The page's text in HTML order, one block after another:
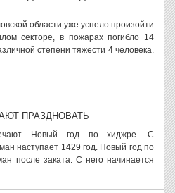
области уже успело произойти
секторе, в пожарах погибло 14
степени тяжести 4 человека.
ПРАЗДНОВАТЬ
Новый год по хиджре. С
наступает 1429 год. Новый год по
после заката. С него начинается